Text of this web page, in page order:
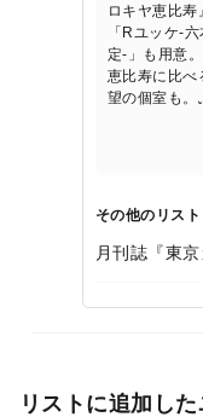
ロキヤ恵比寿
「Rユッケ-
定-」も用意。
恵比寿に比べ
望の個室も
その他のリスト
月刊誌『東
リストに追加し